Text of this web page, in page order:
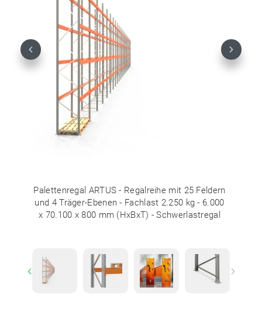
Palettenregal ARTUS - Regalreihe mit 25 Feldern
und 4 Träger-Ebenen - Fachlast 2.250 kg - 6.000
x 70.100 x 800 mm (HxBxT) - Schwerlastregal
Previous Next
Previous Next